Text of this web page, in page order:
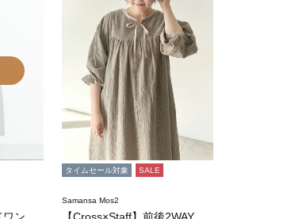
タイムセール対象 SALE
Samansa Mos2